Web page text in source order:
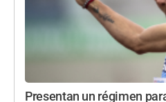
Presentan un régimen